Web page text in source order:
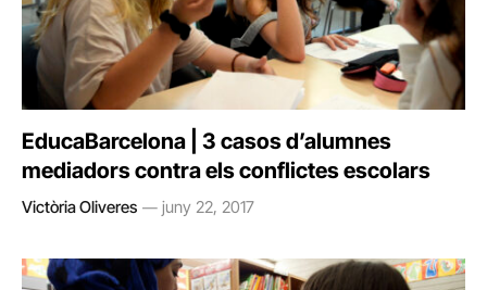
EducaBarcelona | 3 casos d’alumnes
mediadors contra els conflictes escolars
Victòria Oliveres juny 22, 2017